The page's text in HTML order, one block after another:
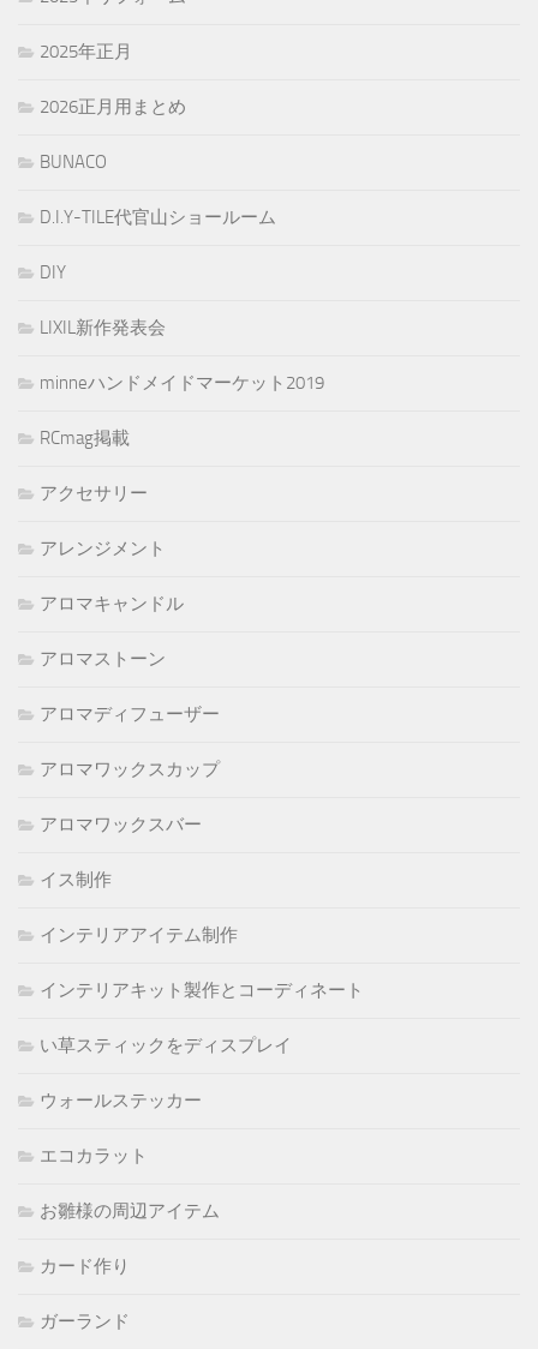
2025年正月
2026正月用まとめ
BUNACO
D.I.Y-TILE代官山ショールーム
DIY
LIXIL新作発表会
minneハンドメイドマーケット2019
RCmag掲載
アクセサリー
アレンジメント
アロマキャンドル
アロマストーン
アロマディフューザー
アロマワックスカップ
アロマワックスバー
イス制作
インテリアアイテム制作
インテリアキット製作とコーディネート
い草スティックをディスプレイ
ウォールステッカー
エコカラット
お雛様の周辺アイテム
カード作り
ガーランド